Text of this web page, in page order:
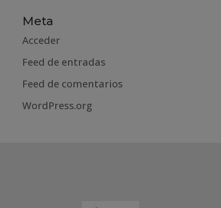
Meta
Acceder
Feed de entradas
Feed de comentarios
WordPress.org